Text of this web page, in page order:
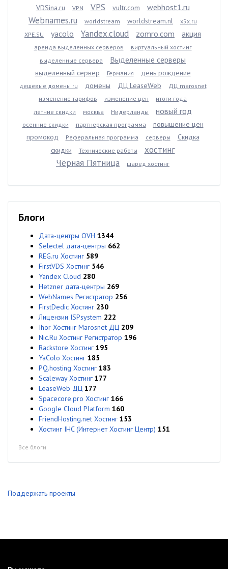
VDSina.ru VPN VPS vultr.com webhost1.ru
Webnames.ru worldstream worldstream.nl
x5x.ru
XPE.SU
yacolo Yandex.cloud zomro.com акция
аренда выделенных серверов
виртуальный хостинг
выделенные сервера
Выделенные серверы
выделенный сервер Германия день рождение
дешевые домены ru домены ДЦ LeaseWeb
ДЦ marosnet
изменение тарифов
изменение цен
итоги года
летние скидки
москва Нидерланды новый год
осенние скидки партнерская программа
повышение цен
промокод
Реферальная программа серверы
Скидка
скидки
Технические работы
хостинг
Чёрная Пятница
шаред хостинг
Блоги
Дата-центры OVH 1344
Selectel дата-центры 662
REG.ru Хостинг 589
FirstVDS Хостинг 546
Yandex Cloud 280
Hetzner дата-центры 269
WebNames Регистратор 256
FirstDedic Хостинг 230
Лицензии ISPsystem 222
Ihor Хостинг Marosnet ДЦ 209
Nic.Ru Хостинг Регистратор 196
Rackstore Хостинг 195
YaColo Хостинг 185
PQ.hosting Хостинг 183
Scaleway Хостинг 177
LeaseWeb ДЦ 177
Spacecore.pro Хостинг 166
Google Cloud Platform 160
FriendHosting.net Хостинг 153
Хостинг IHC (Интернет Хостинг Центр) 151
Все блоги
Поддержать проекты